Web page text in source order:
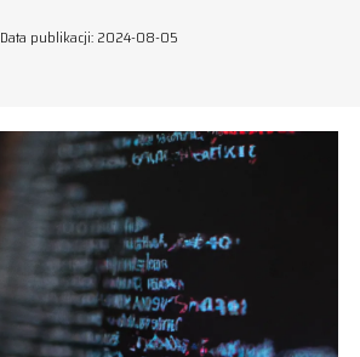
Data publikacji: 2024-08-05